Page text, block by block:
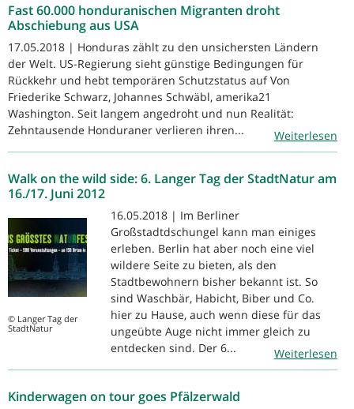
Fast 60.000 honduranischen Migranten droht
Abschiebung aus USA
17.05.2018 | Honduras zählt zu den unsichersten Ländern
der Welt. US-Regierung sieht günstige Bedingungen für
Rückkehr und hebt temporären Schutzstatus auf Von
Friederike Schwarz, Johannes Schwäbl, amerika21
Washington. Seit langem angedroht und nun Realität:
Zehntausende Honduraner verlieren ihren...
Weiterlesen
Walk on the wild side: 6. Langer Tag der StadtNatur am
16./17. Juni 2012
© Langer Tag der
StadtNatur
16.05.2018 | Im Berliner
Großstadtdschungel kann man einiges
erleben. Berlin hat aber noch eine viel
wildere Seite zu bieten, als den
Stadtbewohnern bisher bekannt ist. So
sind Waschbär, Habicht, Biber und Co.
hier zu Hause, auch wenn diese für das
ungeübte Auge nicht immer gleich zu
entdecken sind. Der 6...
Weiterlesen
Kinderwagen on tour goes Pfälzerwald